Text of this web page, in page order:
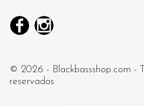
Facebook
© 2026 - Blackbassshop.com -
reservados